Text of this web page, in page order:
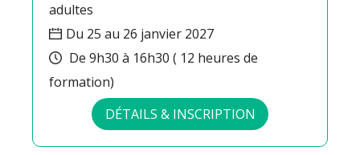
adultes
Du 25 au 26 janvier 2027
De 9h30 à 16h30 ( 12 heures de
formation)
DÉTAILS & INSCRIPTION